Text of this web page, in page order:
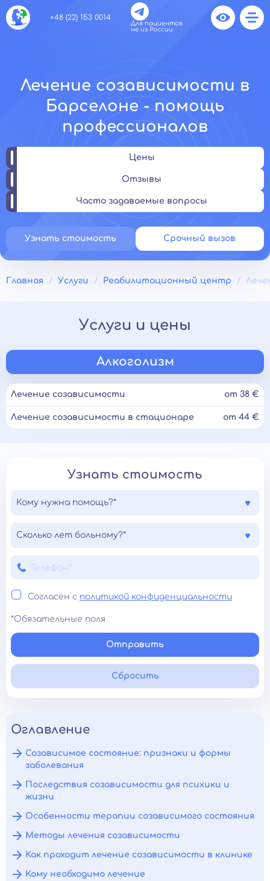
+48 (22) 153 0014
Для пациентов
не из России
Лечение созависимости в
Барселоне - помощь
профессионалов
Цены
Отзывы
Часто задаваемые вопросы
Узнать стоимость Срочный вызов
Главная Услуги Реабилитационный центр
Услуги и цены
Алкоголизм
Лечение созависимости от 38 €
Лечение созависимости в стационаре от 44 €
Узнать стоимость
Кому нужна помощь?*
Сколько лет больному?*
Согласен с политикой конфиденциальности
*Обязательные поля
Отправить
Сбросить
Оглавление
Созависимое состояние: признаки и формы
заболевания
Последствия созависимости для психики и
жизни
Особенности терапии созависимого состояния
Методы лечения созависимости
Как проходит лечение созависимости в клинике
Кому необходимо лечение